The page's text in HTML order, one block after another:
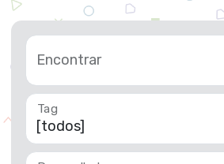
Encontrar
Tag
Desarrollador